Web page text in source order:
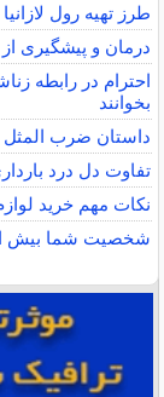
طرز تهیه رول لازانیا
درمان و پیشگیری
احترام در رابطه
بخوانند
داستان ضرب المثل
تفاوت دل درد
نکات مهم خرید
شخصیت شما بیش از